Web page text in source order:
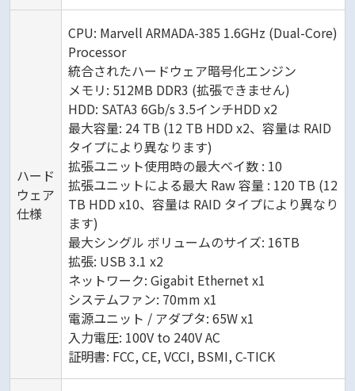
ハード
ウェア
仕様
CPU: Marvell ARMADA-385 1.6GHz (Dual-Core)
Processor
統合されたハードウェア暗号化エンジン
メモリ: 512MB DDR3 (拡張できません)​
HDD: SATA3 6Gb/s 3.5インチHDD x2
最大容量: 24 TB (12 TB HDD x2、容量は RAID
タイプにより異なります)
拡張ユニット使用時の最大ベイ数 : 10
拡張ユニットによる最大 Raw 容量 : 120 TB (12
TB HDD x10、容量は RAID タイプにより異なり
ます)
最大シングル ボリュームのサイズ: 16TB
拡張: USB 3.1 x2
ネットワーク: Gigabit Ethernet x1
システムファン: 70mm x1
電源ユニット / アダプタ: 65W x1
入力電圧: 100V to 240V AC
証明書: FCC, CE, VCCI, BSMI, C-TICK